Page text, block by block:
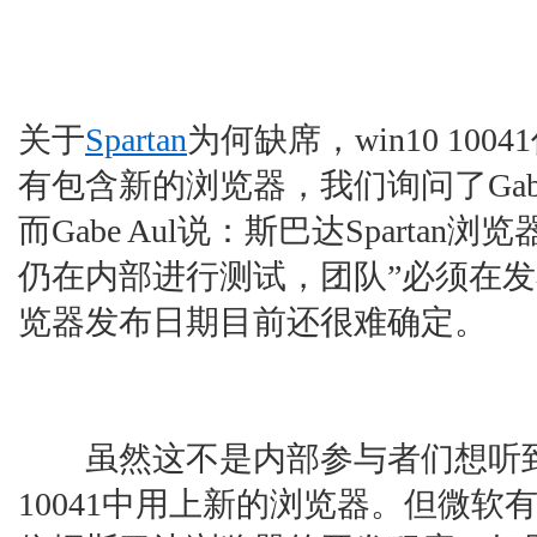
关于Spartan为何缺席，win10
有包含新的浏览器，我们询问了
而Gabe Aul说：斯巴达Spartan浏
仍在内部进行测试，团队”必须在
览器发布日期目前还很难确定。
虽然这不是内部参与者们想听
10041中用上新的浏览器。但微软